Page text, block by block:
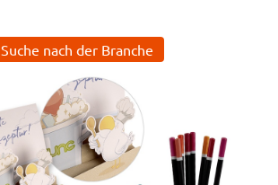
Suche nach der Branche